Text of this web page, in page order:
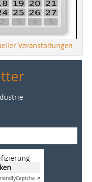
Veranstaltungen
Captcha ⇗